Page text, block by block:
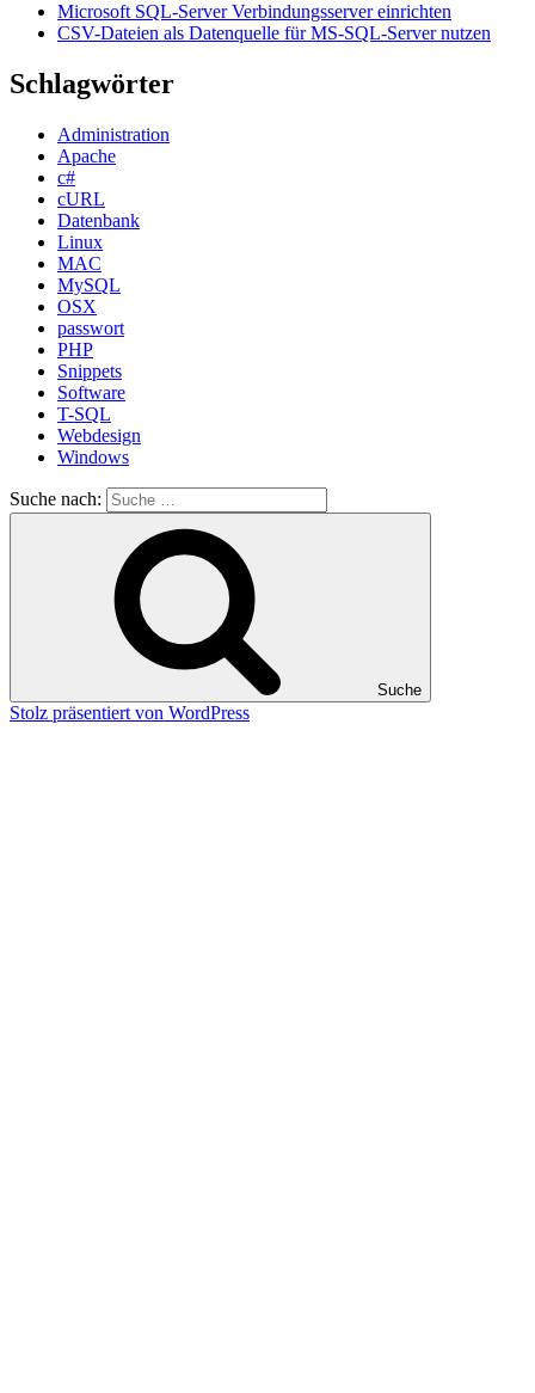
Microsoft SQL-Server Verbindungsserver einrichten
CSV-Dateien als Datenquelle für MS-SQL-Server nutzen
Schlagwörter
Administration
Apache
c#
cURL
Datenbank
Linux
MAC
MySQL
OSX
passwort
PHP
Snippets
Software
T-SQL
Webdesign
Windows
Suche nach:
Suche
Stolz präsentiert von WordPress